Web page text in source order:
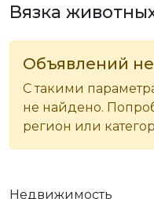
Вязка
Объявлений
С такими
не найдено.
регион или
Недвижимость